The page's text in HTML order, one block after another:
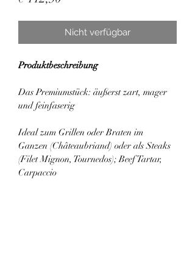
Nicht verfügbar
Produktbeschreibung
Das Premiumstück: äußerst zart, mager
und feinfaserig
Ideal zum Grillen oder Braten im
Ganzen (Châteaubriand) oder als Steaks
(Filet Mignon, Tournedos); Beef Tartar,
Carpaccio